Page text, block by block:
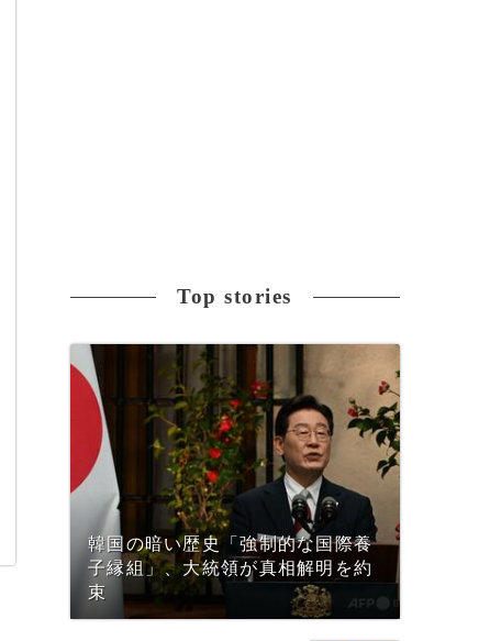
Top stories
韓国の暗い歴史「強制的な国際養
子縁組」、大統領が真相解明を約
束